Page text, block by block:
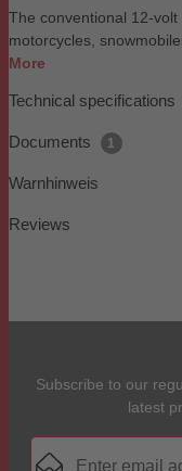
The conventional 12-
motorcycles,
More
Technical specifications
Documents 1
Warnhinweis
Reviews
Subscribe to our
latest
Email address*